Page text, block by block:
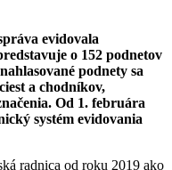
evidovala
o 152 podnetov
podnety sa
a chodníkov,
Od 1. februára
systém evidovania
radnica od roku 2019 ako